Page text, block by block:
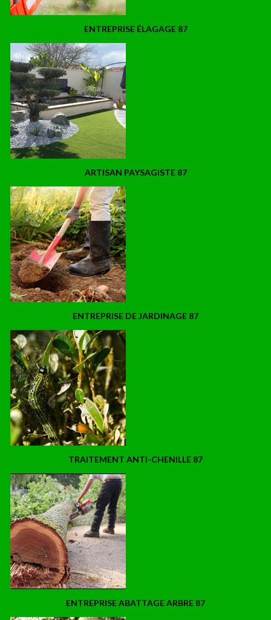
ENTREPRISE ÉLAGAGE 87
ARTISAN PAYSAGISTE 87
ENTREPRISE DE JARDINAGE 87
TRAITEMENT ANTI-CHENILLE 87
ENTREPRISE ABATTAGE ARBRE 87